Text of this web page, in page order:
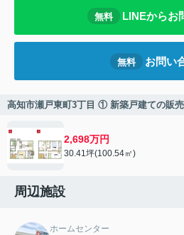
無料 LINEからお
無料 お問い
高知市瀬戸東町3丁目 ① 新築戸建ての販
2,698万円
30.41坪(100.54㎡)
周辺施設
ホームセンター